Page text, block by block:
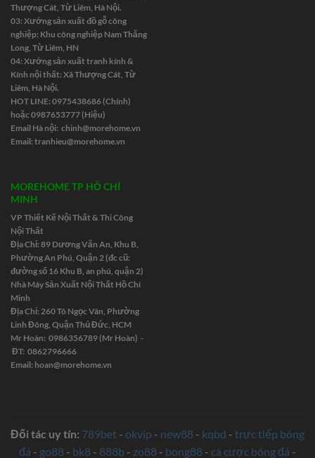
Thượng Cát, Từ Liêm, Hà Nội.
03: Xưởng sản xuất đồ gỗ công
nghiệp: Khu công nghiệp Nam Thăng
Long, Từ Liêm, HN
04: Xưởng sản xuất tranh kính &
Kính nội thất: Xã Thượng Cát, Từ
Liêm, Hà Nội.
HOT LINE: 0975438686 (Chính)
hoặc 0987653777 (Hiệu)
Email Hà nội: chinh@morehome.vn
Email:tranhieu@morehome.vn
MOREHOME TP HỒ CHÍ
MINH
VP Thiết Kế Nội Thất & Thi Công
Nội Thất
Địa Chỉ: 89 Dương Văn An, Khu B,
Phường An Phú, Quận 2 (đc cũ:
đường số 16 Khu B, an phú, quận 2)
Nhà Máy Sản Xuất Nội Thất Hồ Chí
Minh
Địa Chỉ: 260 Tô Ngọc Vân, Phường
Linh Đông, Quận Thủ Đức, HCM
Mr Hoàn: 0986356789 (Mr Hoàn) -
ĐT: 0862796666
Email: hoan@morehome.vn
Đối tác uy tín: 789bet - okvip - new88 - kqbd - trực tiếp bóng
đá - go88 - bk8 - 888b - zo88 - bong88 - cá cược bóng đá -